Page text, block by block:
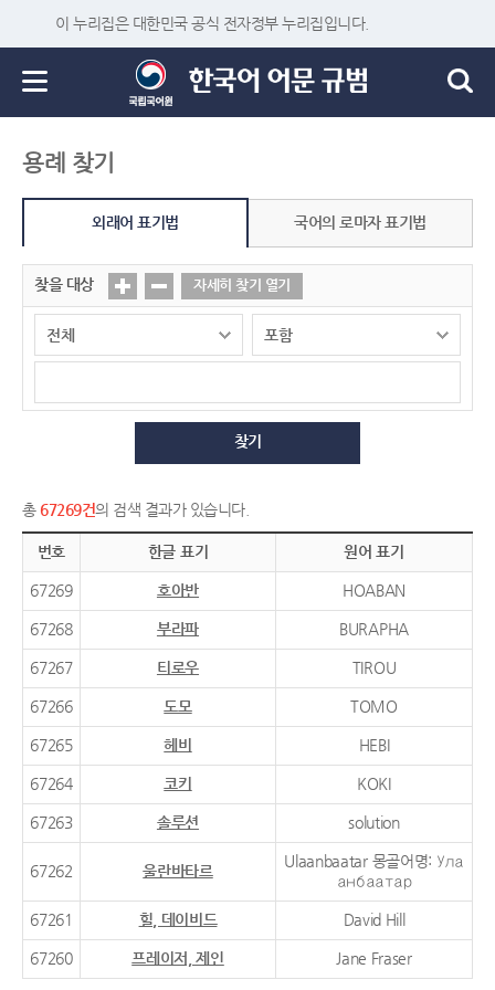
이 누리집은 대한민국 공식 전자정부 누리집입니다.
용례 찾기
외래어 표기법 국어의 로마자 표기법
찾을 대상 자세히 찾기 열기
찾기
총 67269건의 검색 결과가 있습니다.
번호 한글 표기 원어 표기
67269 호아반 HOABAN
67268 부라파 BURAPHA
67267 티로우 TIROU
67266 도모 TOMO
67265 헤비 HEBI
67264 코키 KOKI
67263 솔루션 solution
67262 울란바타르
Ulaanbaatar 몽골어명: Ула
анбаатар
67261 힐, 데이비드 David Hill
67260 프레이저, 제인 Jane Fraser